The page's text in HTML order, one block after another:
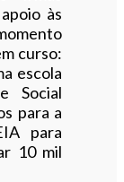
às
curso:
escola
Social
para a
para
10 mil